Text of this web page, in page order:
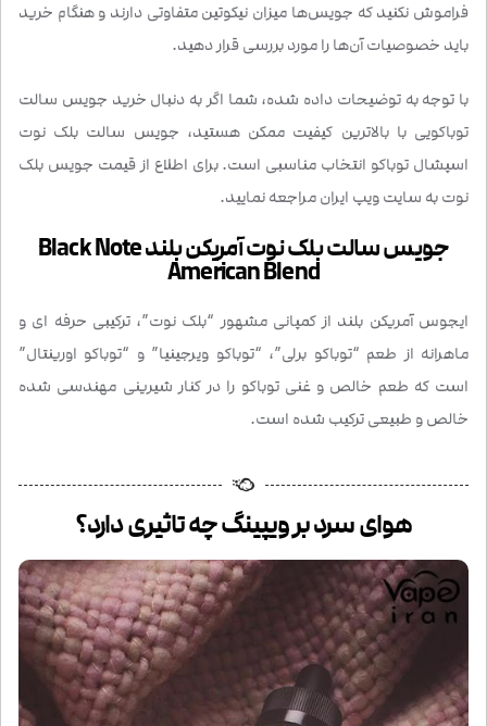
فراموش نکنید که جویس‌ها میزان نیکوتین متفاوتی دارند و هنگام خرید
باید خصوصیات آن‌ها را مورد بررسی قرار دهید.
با توجه به توضیحات داده شده، شما اگر به دنبال خرید جویس سالت
توباکویی با بالاترین کیفیت ممکن هستید، جویس سالت بلک نوت
اسپشال توباکو انتخاب مناسبی است. برای اطلاع از قیمت جویس بلک
نوت به سایت ویپ ایران مراجعه نمایید.
جویس سالت بلک نوت آمریکن بلند Black Note
American Blend
ایجوس آمریکن بلند از کمپانی مشهور “بلک نوت”، ترکیبی حرفه ای و
ماهرانه از طعم “توباکو برلی”، “توباکو ویرجینیا” و “توباکو اورینتال”
است که طعم خالص و غنی توباکو را در کنار شیرینی مهندسی شده
خالص و طبیعی ترکیب شده است.
هوای سرد بر ویپینگ چه تاثیری دارد؟